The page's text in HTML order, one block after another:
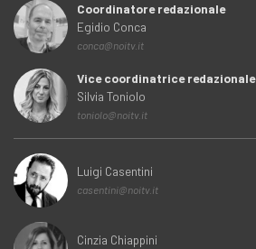
Coordinatore redazionale
Egidio Conca
conca@noitv.it
Vice coordinatrice redazionale
Silvia Toniolo
toniolo@noitv.it
Luigi Casentini
casentini@noitv.it
Cinzia Chiappini